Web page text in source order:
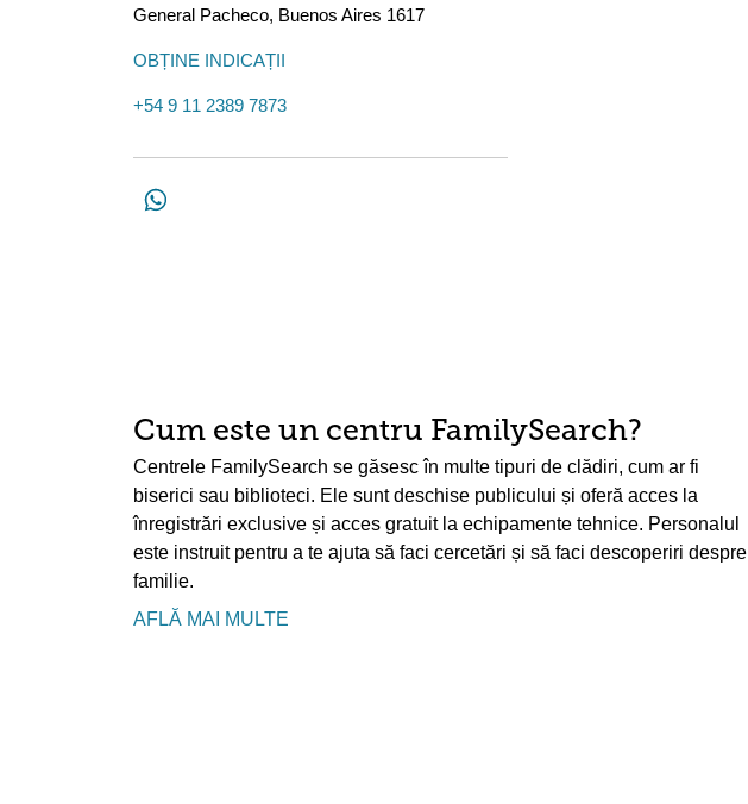
General Pacheco, Buenos Aires 1617
OBȚINE INDICAȚII
+54 9 11 2389 7873
Cum este un centru FamilySearch?
Centrele FamilySearch se găsesc în multe tipuri de clădiri, cum ar fi
biserici sau biblioteci. Ele sunt deschise publicului și oferă acces la
înregistrări exclusive și acces gratuit la echipamente tehnice. Personalul
este instruit pentru a te ajuta să faci cercetări și să faci descoperiri despre
familie.
AFLĂ MAI MULTE